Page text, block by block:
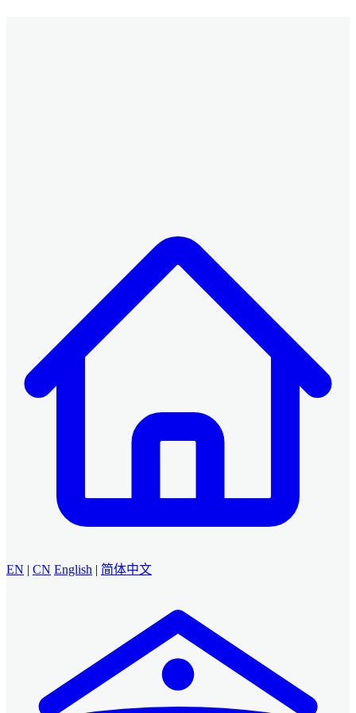
EN | CN English | 简体中文